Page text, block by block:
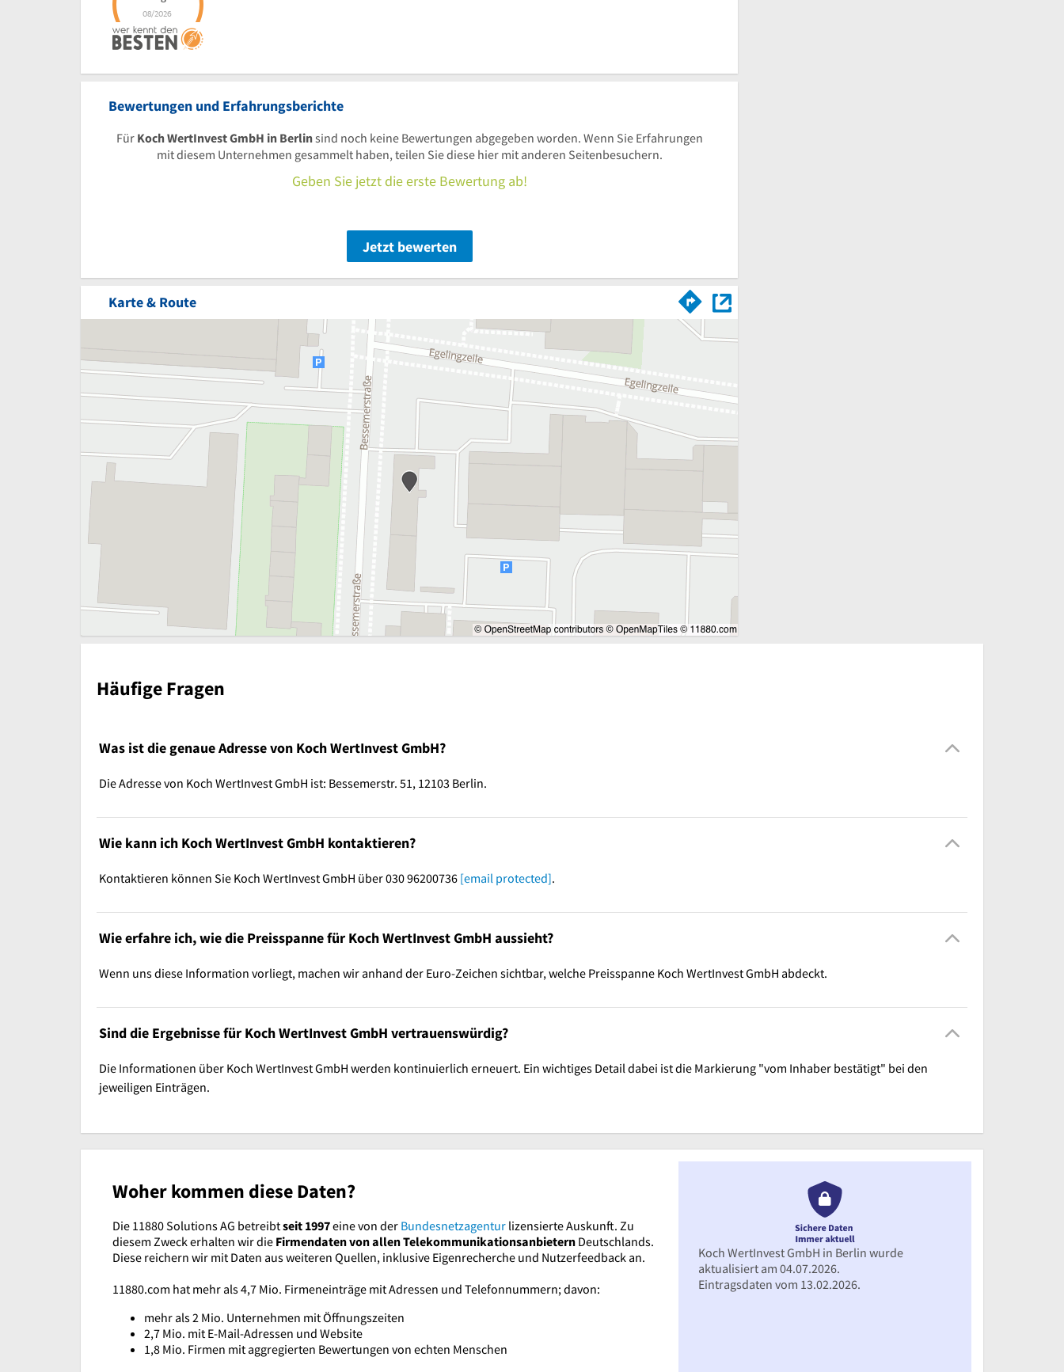
Bewertungen und Erfahrungsberichte
Für Koch WertInvest GmbH in Berlinsind noch keine Bewertungen abgegeben worden. Wenn Sie Erfahrungen
mit diesem Unternehmen gesammelt haben, teilen Sie diese hier mit anderen Seitenbesuchern.
Geben Sie jetzt die erste Bewertung ab!
Jetzt bewerten
Karte & Route
Häufige Fragen
Was ist die genaue Adresse von Koch WertInvest GmbH?
Die Adresse von Koch WertInvest GmbH ist: Bessemerstr. 51, 12103 Berlin.
Wie kann ich Koch WertInvest GmbH kontaktieren?
Kontaktieren können Sie Koch WertInvest GmbH über 030 96200736 [email protected].
Wie erfahre ich, wie die Preisspanne für Koch WertInvest GmbH aussieht?
Wenn uns diese Information vorliegt, machen wir anhand der Euro-Zeichen sichtbar, welche Preisspanne Koch WertInvest GmbH abdeckt.
Sind die Ergebnisse für Koch WertInvest GmbH vertrauenswürdig?
Die Informationen über Koch WertInvest GmbH werden kontinuierlich erneuert. Ein wichtiges Detail dabei ist die Markierung "vom Inhaber bestätigt" bei den
jeweiligen Einträgen.
Woher kommen diese Daten?
Die 11880 Solutions AG betreibtseit 1997eine von der Bundesnetzagentur lizensierte Auskunft. Zu
diesem Zweck erhalten wir die Firmendaten von allen Telekommunikationsanbietern Deutschlands.
Diese reichern wir mit Daten aus weiteren Quellen, inklusive Eigenrecherche und Nutzerfeedback an.
11880.com hat mehr als 4,7 Mio. Firmeneinträge mit Adressen und Telefonnummern; davon:
mehr als 2 Mio. Unternehmen mit Öffnungszeiten
2,7 Mio. mit E-Mail-Adressen und Website
1,8 Mio. Firmen mit aggregierten Bewertungen von echten Menschen
Koch WertInvest GmbH in Berlin wurde
aktualisiert am 04.07.2026.
Eintragsdaten vom 13.02.2026.